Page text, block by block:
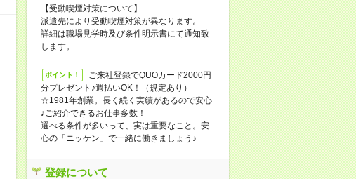
【受動喫煙対策について】
派遣先により受動喫煙対策が異なります。
詳細は職場見学時及び条件明示書にて通知致
します。
ポイント！
ご来社登録でQUOカード2000円
分プレゼント♪週払いOK！（規定あり）
☆1981年創業。長く続く実績があるので安心
♪ご紹介できるお仕事多数！
選べる条件が多いって、実は重要なこと。安
心の「ニッケン」で一緒に働きましょう♪
登録について